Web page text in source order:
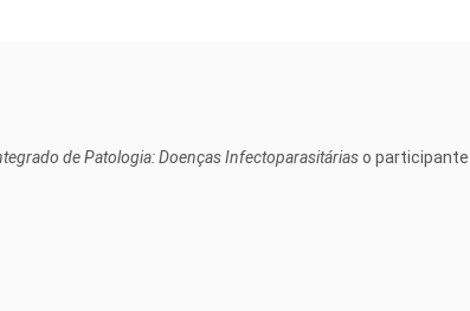
de Patologia: Doenças Infectoparasitáriaso